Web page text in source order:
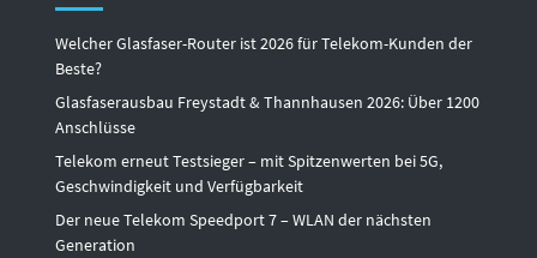
Welcher Glasfaser-Router ist 2026 für Telekom-Kunden der
Beste?
Glasfaserausbau Freystadt & Thannhausen 2026: Über 1200
Anschlüsse
Telekom erneut Testsieger – mit Spitzenwerten bei 5G,
Geschwindigkeit und Verfügbarkeit
Der neue Telekom Speedport 7 – WLAN der nächsten
Generation